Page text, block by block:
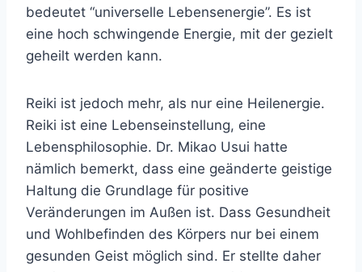
bedeutet “universelle Lebensenergie”. Es ist
eine hoch schwingende Energie, mit der gezielt
geheilt werden kann.
Reiki ist jedoch mehr, als nur eine Heilenergie.
Reiki ist eine Lebenseinstellung, eine
Lebensphilosophie. Dr. Mikao Usui hatte
nämlich bemerkt, dass eine geänderte geistige
Haltung die Grundlage für positive
Veränderungen im Außen ist. Dass Gesundheit
und Wohlbefinden des Körpers nur bei einem
gesunden Geist möglich sind. Er stellte daher